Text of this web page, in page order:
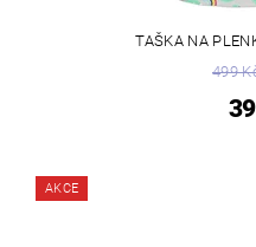
TAŠKA NA
499
AKCE